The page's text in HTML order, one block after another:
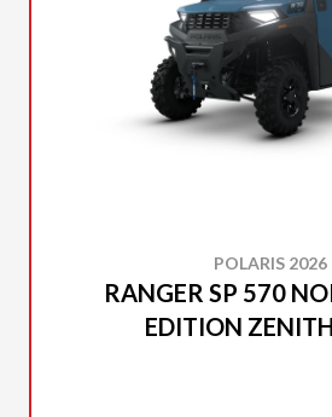
POLARIS 2026
RANGER SP 570
EDITION